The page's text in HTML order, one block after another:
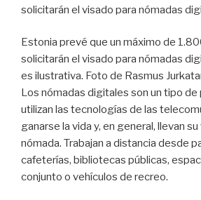
solicitarán el visado para nómadas
Estonia prevé que un máximo de
solicitarán el visado para nómadas
es ilustrativa. Foto de Rasmus
Los nómadas digitales son un tipo de
utilizan las tecnologías de las
ganarse la vida y, en general, llevan
nómada. Trabajan a distancia desde
cafeterías, bibliotecas públicas,
conjunto o vehículos de recreo.